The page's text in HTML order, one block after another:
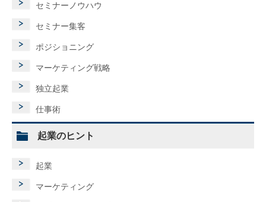
セミナーノウハウ
セミナー集客
ポジショニング
マーケティング戦略
独立起業
仕事術
起業のヒント
起業
マーケティング